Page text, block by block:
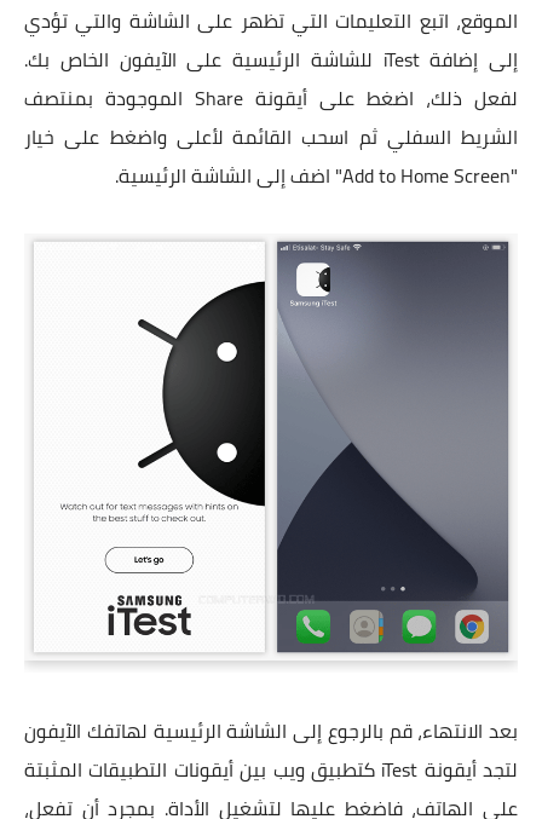
الموقع، اتبع التعليمات التي تظهر على الشاشة والتي تؤدي
إلى إضافة iTest للشاشة الرئيسية على الآيفون الخاص بك.
لفعل ذلك، اضغط على أيقونة Share الموجودة بمنتصف
الشريط السفلي ثم اسحب القائمة لأعلى واضغط على خيار
"Add to Home Screen" اضف إلى الشاشة الرئيسية.
بعد الانتهاء، قم بالرجوع إلى الشاشة الرئيسية لهاتفك الآيفون
لتجد أيقونة iTest كتطبيق ويب بين أيقونات التطبيقات المثبتة
على الهاتف، فاضغط عليها لتشغيل الأداة. بمجرد أن تفعل،